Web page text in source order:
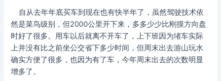
自从去年年底买车到现在也有快半年了，虽然驾驶技术依
然是菜鸟级别，但2000公里开下来，多多少少比刚摸方向盘
时好了很多。用车以后就离不开车了，上下班因为堵车实际
上并没有比之前坐公交省下多少时间，但周末出去游山玩水
确实方便了很多，也因为有了车，今年周末出去的次数明显
增多了。